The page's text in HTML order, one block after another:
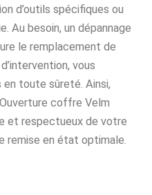
d’outils spécifiques ou
Au besoin, un dépannage
le remplacement de
vous
en toute sûreté. Ainsi,
coffre Velm
et respectueux de votre
remise en état optimale.